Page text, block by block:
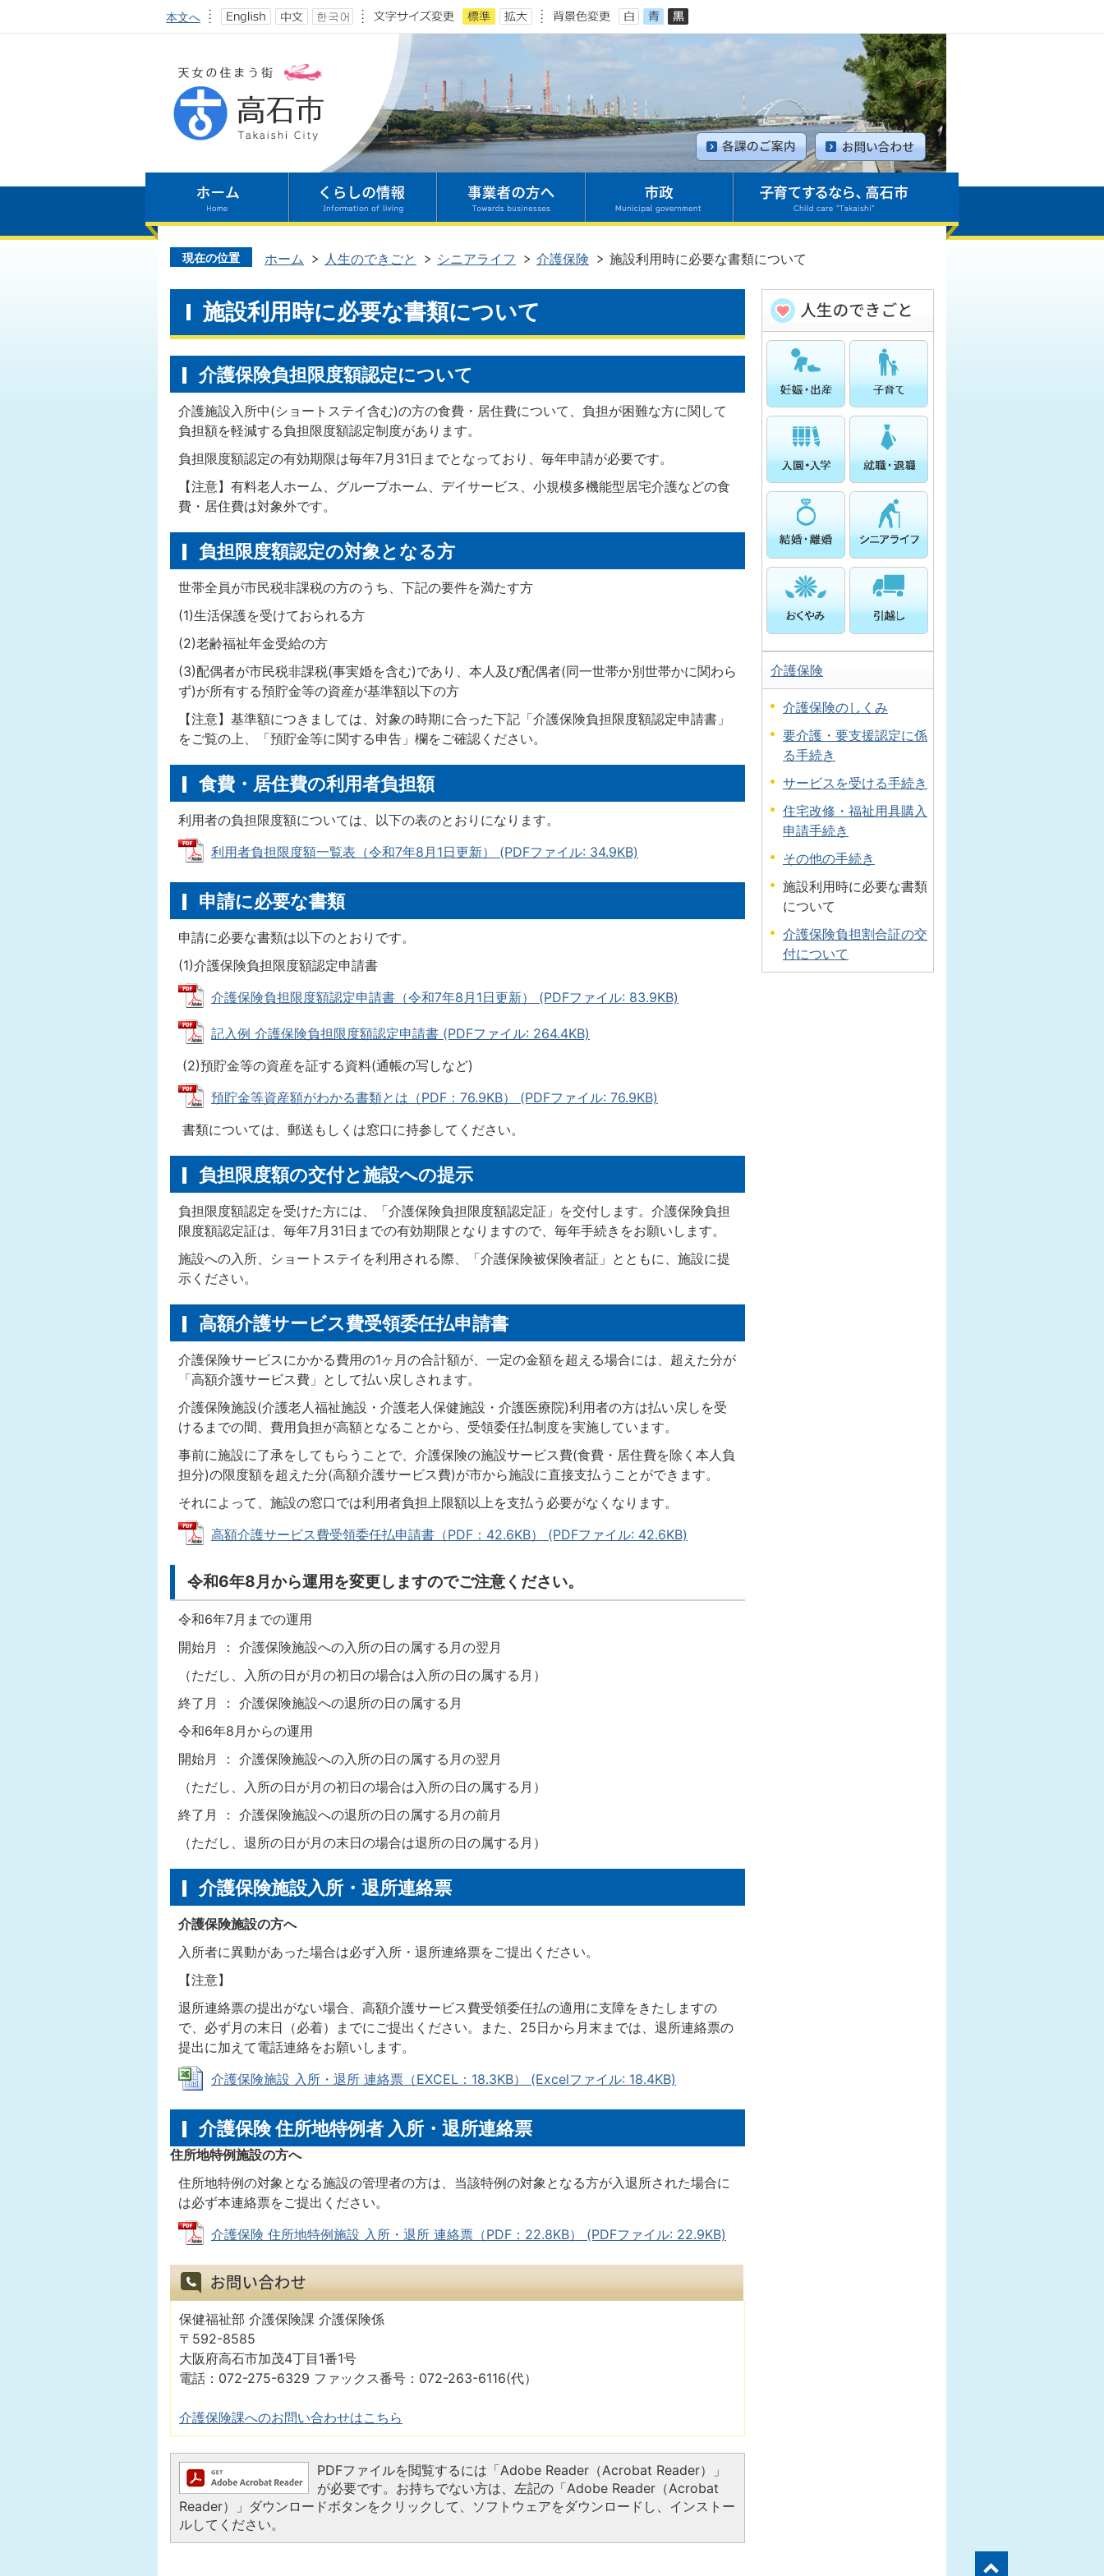
本文へ
現在の位置 ホーム 人生のできごと シニアライフ 介護保険 施設利用時に必要な書類について
施設利用時に必要な書類について
介護保険負担限度額認定について
介護施設入所中(ショートステイ含む)の方の食費・居住費について、負担が困難な方に関して
負担額を軽減する負担限度額認定制度があります。
負担限度額認定の有効期限は毎年7月31日までとなっており、毎年申請が必要です。
【注意】有料老人ホーム、グループホーム、デイサービス、小規模多機能型居宅介護などの食
費・居住費は対象外です。
負担限度額認定の対象となる方
世帯全員が市民税非課税の方のうち、下記の要件を満たす方
(1)生活保護を受けておられる方
(2)老齢福祉年金受給の方
(3)配偶者が市民税非課税(事実婚を含む)であり、本人及び配偶者(同一世帯か別世帯かに関わら
ず)が所有する預貯金等の資産が基準額以下の方
【注意】基準額につきましては、対象の時期に合った下記「介護保険負担限度額認定申請書」
をご覧の上、「預貯金等に関する申告」欄をご確認ください。
食費・居住費の利用者負担額
利用者の負担限度額については、以下の表のとおりになります。
利用者負担限度額一覧表（令和7年8月1日更新） (PDFファイル: 34.9KB)
申請に必要な書類
申請に必要な書類は以下のとおりです。
(1)介護保険負担限度額認定申請書
介護保険負担限度額認定申請書（令和7年8月1日更新） (PDFファイル: 83.9KB)
記入例 介護保険負担限度額認定申請書 (PDFファイル: 264.4KB)
(2)預貯金等の資産を証する資料(通帳の写しなど)
預貯金等資産額がわかる書類とは（PDF：76.9KB） (PDFファイル: 76.9KB)
書類については、郵送もしくは窓口に持参してください。
負担限度額の交付と施設への提示
負担限度額認定を受けた方には、「介護保険負担限度額認定証」を交付します。介護保険負担
限度額認定証は、毎年7月31日までの有効期限となりますので、毎年手続きをお願いします。
施設への入所、ショートステイを利用される際、「介護保険被保険者証」とともに、施設に提
示ください。
高額介護サービス費受領委任払申請書
介護保険サービスにかかる費用の1ヶ月の合計額が、一定の金額を超える場合には、超えた分が
「高額介護サービス費」として払い戻しされます。
介護保険施設(介護老人福祉施設・介護老人保健施設・介護医療院)利用者の方は払い戻しを受
けるまでの間、費用負担が高額となることから、受領委任払制度を実施しています。
事前に施設に了承をしてもらうことで、介護保険の施設サービス費(食費・居住費を除く本人負
担分)の限度額を超えた分(高額介護サービス費)が市から施設に直接支払うことができます。
それによって、施設の窓口では利用者負担上限額以上を支払う必要がなくなります。
高額介護サービス費受領委任払申請書（PDF：42.6KB） (PDFファイル: 42.6KB)
令和6年8月から運用を変更しますのでご注意ください。
令和6年7月までの運用
開始月 ： 介護保険施設への入所の日の属する月の翌月
（ただし、入所の日が月の初日の場合は入所の日の属する月）
終了月 ： 介護保険施設への退所の日の属する月
令和6年8月からの運用
開始月 ： 介護保険施設への入所の日の属する月の翌月
（ただし、入所の日が月の初日の場合は入所の日の属する月）
終了月 ： 介護保険施設への退所の日の属する月の前月
（ただし、退所の日が月の末日の場合は退所の日の属する月）
介護保険施設入所・退所連絡票
介護保険施設の方へ
入所者に異動があった場合は必ず入所・退所連絡票をご提出ください。
【注意】
退所連絡票の提出がない場合、高額介護サービス費受領委任払の適用に支障をきたしますの
で、必ず月の末日（必着）までにご提出ください。また、25日から月末までは、退所連絡票の
提出に加えて電話連絡をお願いします。
介護保険施設 入所・退所 連絡票（EXCEL：18.3KB） (Excelファイル: 18.4KB)
介護保険 住所地特例者 入所・退所連絡票
住所地特例施設の方へ
住所地特例の対象となる施設の管理者の方は、当該特例の対象となる方が入退所された場合に
は必ず本連絡票をご提出ください。
介護保険 住所地特例施設 入所・退所 連絡票（PDF：22.8KB） (PDFファイル: 22.9KB)
保健福祉部 介護保険課 介護保険係
〒592-8585
大阪府高石市加茂4丁目1番1号
電話：072-275-6329 ファックス番号：072-263-6116(代）
介護保険課へのお問い合わせはこちら
PDFファイルを閲覧するには「Adobe Reader（Acrobat Reader）」
が必要です。お持ちでない方は、左記の「Adobe Reader（Acrobat
Reader）」ダウンロードボタンをクリックして、ソフトウェアをダウンロードし、インストー
ルしてください。
介護保険
介護保険のしくみ
要介護・要支援認定に係
る手続き
サービスを受ける手続き
住宅改修・福祉用具購入
申請手続き
その他の手続き
施設利用時に必要な書類
について
介護保険負担割合証の交
付について